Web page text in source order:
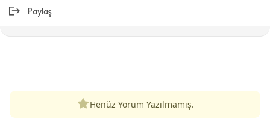
Paylaş
Henüz Yorum Yazılmamış.